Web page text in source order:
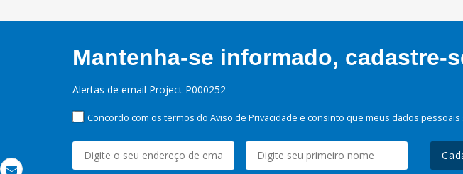
Mantenha-se informado, cadastre-
Alertas de email Project P000252
Concordo com os termos do Aviso de Privacidade e consinto que meus dados